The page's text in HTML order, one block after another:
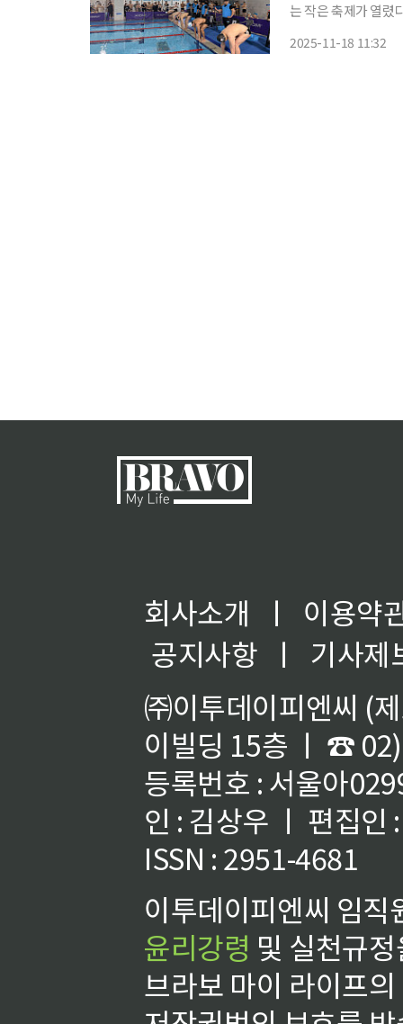
는 작은 축제가 열렸
2025-11-18 11:32
회사소개 ㅣ
이용약
공지사항
ㅣ
기사제
㈜이투데이피엔씨 (
이빌딩 15층 ㅣ ☎
등록번호 : 서울아
인 : 김상우 ㅣ 편집인
ISSN : 2951-4681
이투데이피엔씨 임
윤리강령 및 실천규
브라보 마이 라이프